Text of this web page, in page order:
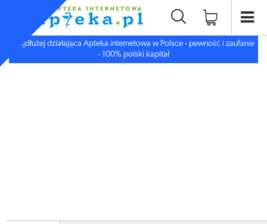
Najdłużej działająca Apteka internetowa w Polsce - pewność i zaufanie
- 100% polski kapitał